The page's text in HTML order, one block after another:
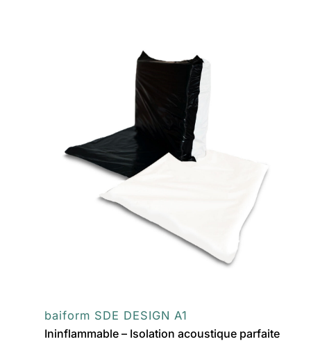
baiform SDE DESIGN A1
Ininflammable – Isolation acoustique parfaite